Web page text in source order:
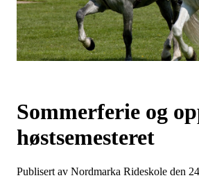
Sommerferie og
høstsemesteret
Publisert av Nordmarka Rideskole den